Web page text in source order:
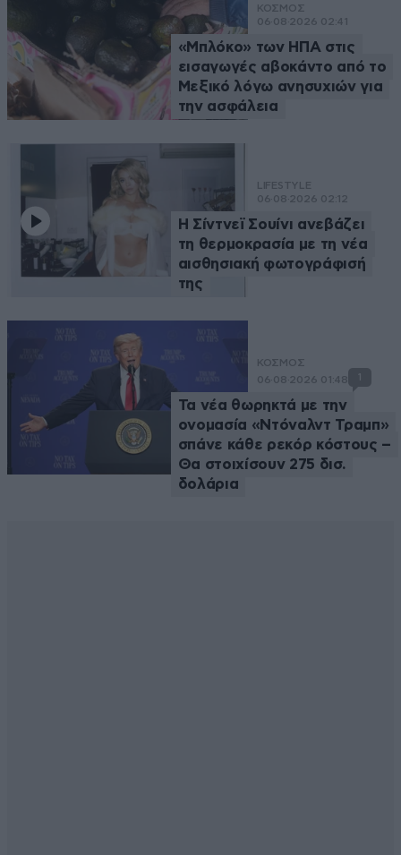
ΚΟΣΜΟΣ
06·08·2026 02:41
«Μπλόκο» των ΗΠΑ στις
εισαγωγές αβοκάντο από το
Μεξικό λόγω ανησυχιών για
την ασφάλεια
LIFESTYLE
06·08·2026 02:12
Η Σίντνεϊ Σουίνι ανεβάζει
τη θερμοκρασία με τη νέα
αισθησιακή φωτογράφισή
της
ΚΟΣΜΟΣ
06·08·2026 01:48
1
Τα νέα θωρηκτά με την
ονομασία «Ντόναλντ Τραμπ»
σπάνε κάθε ρεκόρ κόστους –
Θα στοιχίσουν 275 δισ.
δολάρια